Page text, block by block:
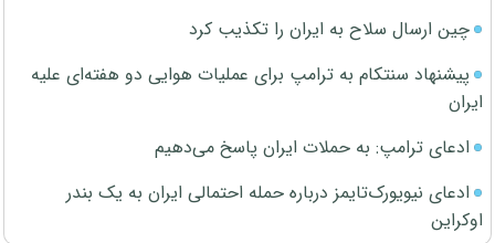
چین ارسال سلاح به ایران را تکذیب کرد
پیشنهاد سنتکام به ترامپ برای عملیات هوایی دو هفته‌ای علیه
ایران
ادعای ترامپ: به حملات ایران پاسخ می‌دهیم
ادعای نیویورک‌تایمز درباره حمله احتمالی ایران به یک بندر
اوکراین